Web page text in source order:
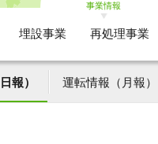
事業情報
埋設事業 再処理事業
報） 運転情報（月報）